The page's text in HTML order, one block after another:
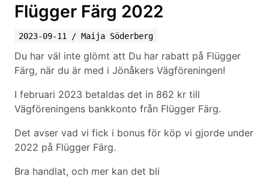
Flügger Färg 2022
2023-09-11 / Maija Söderberg
Du har väl inte glömt att Du har rabatt på Flügger
Färg, när du är med i Jönåkers Vägföreningen!
I februari 2023 betaldas det in 862 kr till
Vägföreningens bankkonto från Flügger Färg.
Det avser vad vi fick i bonus för köp vi gjorde under
2022 på Flügger Färg.
Bra handlat, och mer kan det bli